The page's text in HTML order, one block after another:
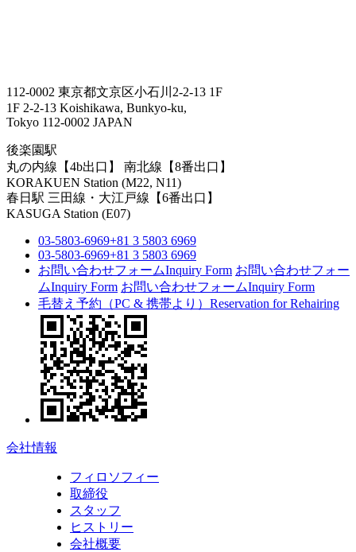
112-0002 東京都文京区小石川2-2-13 1F
1F 2-2-13 Koishikawa, Bunkyo-ku,
Tokyo 112-0002 JAPAN
後楽園駅
丸の内線【4b出口】 南北線【8番出口】
KORAKUEN Station (M22, N11)
春日駅 三田線・大江戸線【6番出口】
KASUGA Station (E07)
03-5803-6969+81 3 5803 6969
03-5803-6969+81 3 5803 6969
お問い合わせフォームInquiry Form お問い合わせフォー
ムInquiry Form お問い合わせフォームInquiry Form
毛替え予約（PC & 携帯より） Reservation for Rehairing
会社情報
フィロソフィー
取締役
スタッフ
ヒストリー
会社概要